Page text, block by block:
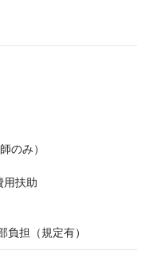
のみ）
用扶助
負担（規定有）